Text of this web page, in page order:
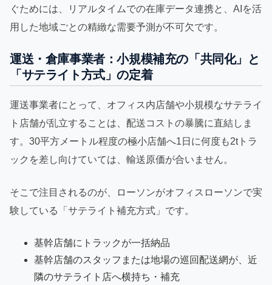
ぐためには、リアルタイムでの在庫データ連携と、AIを活
用した地域ごとの精緻な需要予測が不可欠です。
運送・倉庫事業者：小規模補充の「共同化」と
「サテライト方式」の定着
運送事業者にとって、オフィス内店舗や小規模なサテライ
ト店舗が乱立することは、配送コストの暴騰に直結しま
す。30平方メートル程度の極小店舗へ1日に何度も2tトラ
ックを差し向けていては、輸送原価が合いません。
そこで注目されるのが、ローソンがオフィスローソンで実
験している「サテライト補充方式」です。
基幹店舗にトラックが一括納品
基幹店舗のスタッフまたは地場の巡回配送網が、近
隣のサテライト店へ横持ち・補充